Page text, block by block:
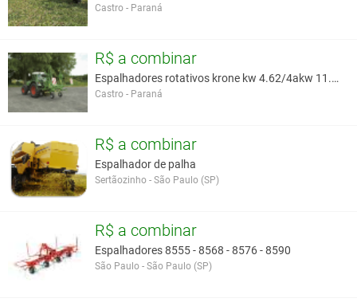
Você assume toda a responsabilidade pela cotação deste item. Você acha que
este anúncio é contra a política de Agroads?
Castro - Paraná
R$ a combinar
Espalhadores rotativos krone kw 4.62/4akw 11.22/10
Castro - Paraná
R$ a combinar
Espalhador de palha
Sertãozinho - São Paulo (SP)
R$ a combinar
Espalhadores 8555 - 8568 - 8576 - 8590
São Paulo - São Paulo (SP)